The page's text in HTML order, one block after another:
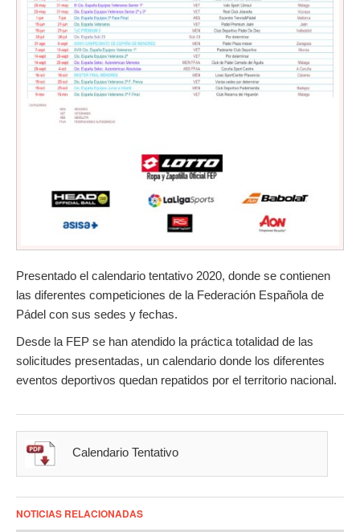
Presentado el calendario tentativo 2020, donde se contienen
las diferentes competiciones de la Federación Española de
Pádel con sus sedes y fechas.
Desde la FEP se han atendido la práctica totalidad de las
solicitudes presentadas, un calendario donde los diferentes
eventos deportivos quedan repatidos por el territorio nacional.
Calendario Tentativo
NOTICIAS RELACIONADAS